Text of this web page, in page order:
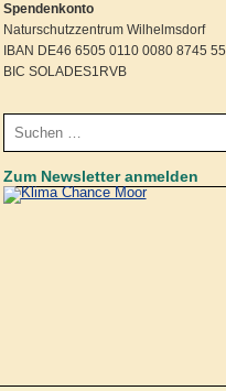
Spendenkonto
Naturschutzzentrum Wilhelmsdorf
IBAN DE46 6505 0110 0080 8745 55
BIC SOLADES1RVB
Zum Newsletter anmelden